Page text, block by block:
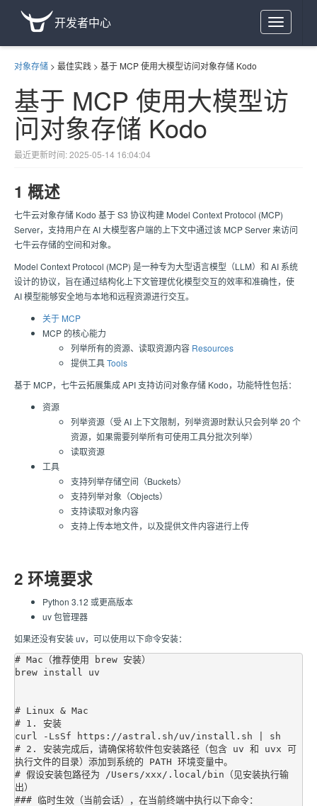
Toggle
navigation
开发者中心
对象存储 > 最佳实践 > 基于 MCP 使用大模型访问对象存储 Kodo
基于 MCP 使用大模型访
问对象存储 Kodo
最近更新时间: 2025-05-14 16:04:04
1 概述
七牛云对象存储 Kodo 基于 S3 协议构建 Model Context Protocol (MCP)
Server，支持用户在 AI 大模型客户端的上下文中通过该 MCP Server 来访问
七牛云存储的空间和对象。
Model Context Protocol (MCP) 是一种专为大型语言模型（LLM）和 AI 系统
设计的协议，旨在通过结构化上下文管理优化模型交互的效率和准确性，使
AI 模型能够安全地与本地和远程资源进行交互。
关于 MCP
MCP 的核心能力
列举所有的资源、读取资源内容 Resources
提供工具Tools
基于 MCP，七牛云拓展集成 API 支持访问对象存储 Kodo，功能特性包括：
资源
列举资源（受 AI 上下文限制，列举资源时默认只会列举 20 个
资源，如果需要列举所有可使用工具分批次列举）
读取资源
工具
支持列举存储空间（Buckets）
支持列举对象（Objects）
支持读取对象内容
支持上传本地文件，以及提供文件内容进行上传
2 环境要求
Python 3.12 或更高版本
uv 包管理器
如果还没有安装 uv，可以使用以下命令安装：
# Mac（推荐使用 brew 安装）
brew install uv
# Linux & Mac
# 1. 安装
curl -LsSf https://astral.sh/uv/install.sh | sh
# 2. 安装完成后，请确保将软件包安装路径（包含 uv 和 uvx 可
执行文件的目录）添加到系统的 PATH 环境变量中。
# 假设安装包路径为 /Users/xxx/.local/bin（见安装执行输
出）
### 临时生效（当前会话），在当前终端中执行以下命令：